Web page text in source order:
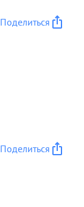
Поделиться
Поделиться